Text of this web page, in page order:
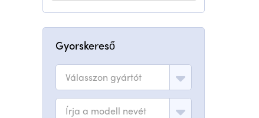
Gyorskereső
Válasszon gyártót
Írja a modell nevét